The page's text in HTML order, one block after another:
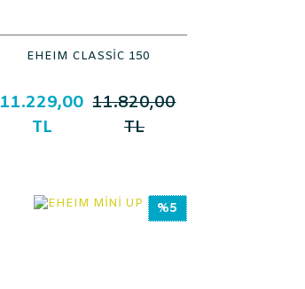
EHEIM CLASSİC 150
11.229,00
TL
11.820,00
TL
%5